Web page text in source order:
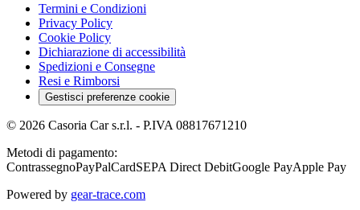
Termini e Condizioni
Privacy Policy
Cookie Policy
Dichiarazione di accessibilità
Spedizioni e Consegne
Resi e Rimborsi
Gestisci preferenze cookie
© 2026 Casoria Car s.r.l. - P.IVA 08817671210
Metodi di pagamento:
ContrassegnoPayPalCardSEPA Direct DebitGoogle PayApple Pay
Powered by gear-trace.com